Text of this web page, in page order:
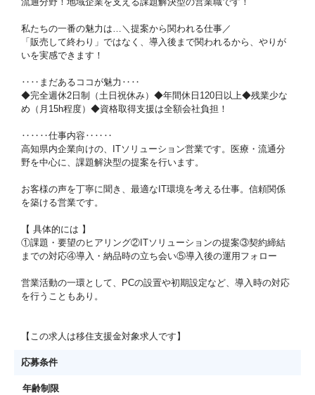
私たちの一番の魅力は…＼提案から関われる仕事／
「販売して終わり」ではなく、導入後まで関われるから、やりが
いを実感できます！
‥‥まだあるココが魅力‥‥
◆完全週休2日制（土日祝休み）◆年間休日120日以上◆残業少な
め（月15h程度）◆資格取得支援は全額会社負担！
‥‥‥仕事内容‥‥‥
高知県内企業向けの、ITソリューション営業です。医療・流通分
野を中心に、課題解決型の提案を行います。
お客様の声を丁寧に聞き、最適なIT環境を考える仕事。信頼関係
を築ける営業です。
【 具体的には 】
①課題・要望のヒアリング②ITソリューションの提案③契約締結
までの対応④導入・納品時の立ち会い⑤導入後の運用フォロー
営業活動の一環として、PCの設置や初期設定など、導入時の対応
を行うこともあり。
【この求人は移住支援金対象求人です】
応募条件
年齢制限